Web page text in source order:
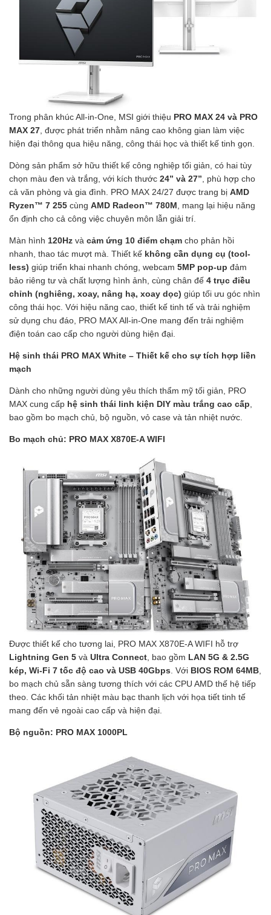
Trong phân khúc All-in-One, MSI giới thiệu PRO MAX 24 và PRO
MAX 27 , được phát triển nhằm nâng cao không gian làm việc
hiện đại thông qua hiệu năng, công thái học và thiết kế tinh gọn.
Dòng sản phẩm sở hữu thiết kế công nghiệp tối giản, có hai tùy
chọn màu đen và trắng, với kích thước 24” và 27” , phù hợp cho
cả văn phòng và gia đình. PRO MAX 24/27 được trang bị AMD
Ryzen™ 7 255 cùng AMD Radeon™ 780M , mang lại hiệu năng
ổn định cho cả công việc chuyên môn lẫn giải trí.
Màn hình 120Hz và cảm ứng 10 điểm chạm cho phản hồi
nhanh, thao tác mượt mà. Thiết kế không cần dụng cụ (tool-
less) giúp triển khai nhanh chóng, webcam 5MP pop-up đảm
bảo riêng tư và chất lượng hình ảnh, cùng chân đế 4 trục điều
chỉnh (nghiêng, xoay, nâng hạ, xoay dọc) giúp tối ưu góc nhìn
công thái học. Với hiệu năng cao, thiết kế tinh tế và trải nghiệm
sử dụng chu đáo, PRO MAX All-in-One mang đến trải nghiệm
điện toán cao cấp cho người dùng hiện đại.
Hệ sinh thái PRO MAX White – Thiết kế cho sự tích hợp liền
mạch
Dành cho những người dùng yêu thích thẩm mỹ tối giản, PRO
MAX cung cấp hệ sinh thái linh kiện DIY màu trắng cao cấp
bao gồm bo mạch chủ, bộ nguồn, vỏ case và tản nhiệt nước.
Bo mạch chủ: PRO MAX X870E-A WIFI
Được thiết kế cho tương lai, PRO MAX X870E-A WIFI hỗ trợ
Lightning Gen 5 và Ultra Connect , bao gồm LAN 5G & 2.5G
kép, Wi-Fi 7 tốc độ cao và USB 40Gbps . Với BIOS ROM 64MB
bo mạch chủ sẵn sàng tương thích với các CPU AMD thế hệ tiếp
theo. Các khối tản nhiệt màu bạc thanh lịch với họa tiết tinh tế
mang đến vẻ ngoài cao cấp và hiện đại.
Bộ nguồn: PRO MAX 1000PL